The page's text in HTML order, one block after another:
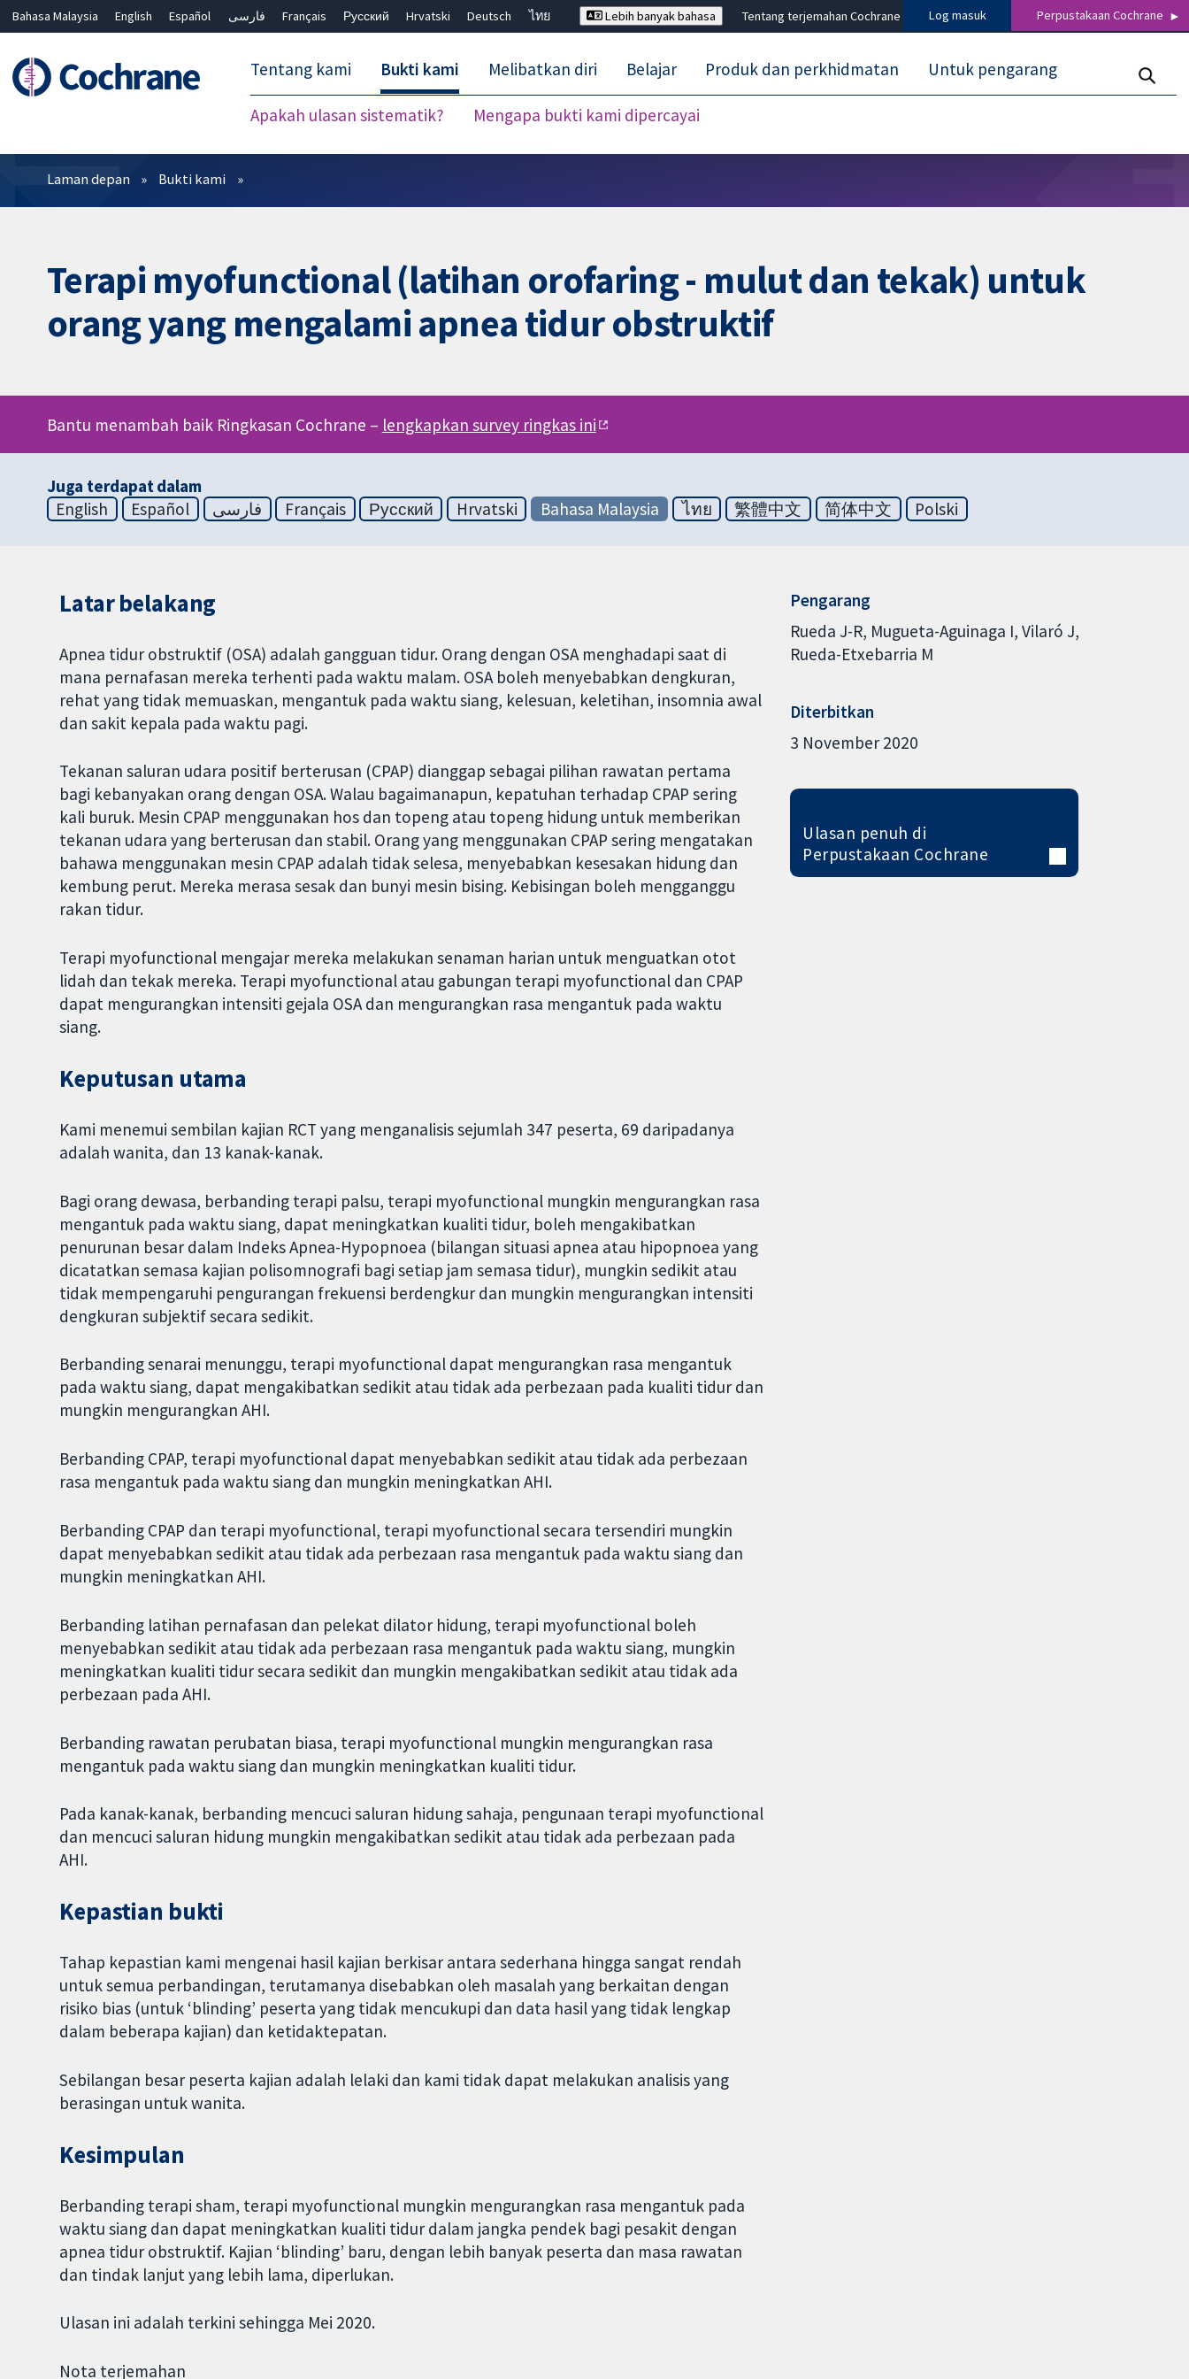
Bahasa Malaysia English Español فارسی Français Русский Hrvatski Deutsch
ไทย
Lebih banyak bahasa Tentang terjemahan Cochrane Log masuk Perpustakaan Cochrane
Tentang kami Bukti kami
Apakah ulasan sistematik? Mengapa bukti kami dipercayai
Melibatkan diri Belajar Produk dan perkhidmatan Untuk pengarang
Penapis
Laman depan Bukti kami
Terapi myofunctional (latihan orofaring - mulut dan tekak) untuk
orang yang mengalami apnea tidur obstruktif
Bantu menambah baik Ringkasan Cochrane – lengkapkan survey ringkas ini
Juga terdapat dalam
English
Español فارسی Français Русский Hrvatski Bahasa Malaysia ไทย 繁體中文 简体中文 Polski
Latar belakang
Apnea tidur obstruktif (OSA) adalah gangguan tidur. Orang dengan OSA menghadapi saat di
mana pernafasan mereka terhenti pada waktu malam. OSA boleh menyebabkan dengkuran,
rehat yang tidak memuaskan, mengantuk pada waktu siang, kelesuan, keletihan, insomnia awal
dan sakit kepala pada waktu pagi.
Tekanan saluran udara positif berterusan (CPAP) dianggap sebagai pilihan rawatan pertama
bagi kebanyakan orang dengan OSA. Walau bagaimanapun, kepatuhan terhadap CPAP sering
kali buruk. Mesin CPAP menggunakan hos dan topeng atau topeng hidung untuk memberikan
tekanan udara yang berterusan dan stabil. Orang yang menggunakan CPAP sering mengatakan
bahawa menggunakan mesin CPAP adalah tidak selesa, menyebabkan kesesakan hidung dan
kembung perut. Mereka merasa sesak dan bunyi mesin bising. Kebisingan boleh mengganggu
rakan tidur.
Terapi myofunctional mengajar mereka melakukan senaman harian untuk menguatkan otot
lidah dan tekak mereka. Terapi myofunctional atau gabungan terapi myofunctional dan CPAP
dapat mengurangkan intensiti gejala OSA dan mengurangkan rasa mengantuk pada waktu
siang.
Keputusan utama
Kami menemui sembilan kajian RCT yang menganalisis sejumlah 347 peserta, 69 daripadanya
adalah wanita, dan 13 kanak-kanak.
Bagi orang dewasa, berbanding terapi palsu, terapi myofunctional mungkin mengurangkan rasa
mengantuk pada waktu siang, dapat meningkatkan kualiti tidur, boleh mengakibatkan
penurunan besar dalam Indeks Apnea-Hypopnoea (bilangan situasi apnea atau hipopnoea yang
dicatatkan semasa kajian polisomnografi bagi setiap jam semasa tidur), mungkin sedikit atau
tidak mempengaruhi pengurangan frekuensi berdengkur dan mungkin mengurangkan intensiti
dengkuran subjektif secara sedikit.
Berbanding senarai menunggu, terapi myofunctional dapat mengurangkan rasa mengantuk
pada waktu siang, dapat mengakibatkan sedikit atau tidak ada perbezaan pada kualiti tidur dan
mungkin mengurangkan AHI.
Berbanding CPAP, terapi myofunctional dapat menyebabkan sedikit atau tidak ada perbezaan
rasa mengantuk pada waktu siang dan mungkin meningkatkan AHI.
Berbanding CPAP dan terapi myofunctional, terapi myofunctional secara tersendiri mungkin
dapat menyebabkan sedikit atau tidak ada perbezaan rasa mengantuk pada waktu siang dan
mungkin meningkatkan AHI.
Berbanding latihan pernafasan dan pelekat dilator hidung, terapi myofunctional boleh
menyebabkan sedikit atau tidak ada perbezaan rasa mengantuk pada waktu siang, mungkin
meningkatkan kualiti tidur secara sedikit dan mungkin mengakibatkan sedikit atau tidak ada
perbezaan pada AHI.
Berbanding rawatan perubatan biasa, terapi myofunctional mungkin mengurangkan rasa
mengantuk pada waktu siang dan mungkin meningkatkan kualiti tidur.
Pada kanak-kanak, berbanding mencuci saluran hidung sahaja, pengunaan terapi myofunctional
dan mencuci saluran hidung mungkin mengakibatkan sedikit atau tidak ada perbezaan pada
AHI.
Kepastian bukti
Tahap kepastian kami mengenai hasil kajian berkisar antara sederhana hingga sangat rendah
untuk semua perbandingan, terutamanya disebabkan oleh masalah yang berkaitan dengan
risiko bias (untuk ‘blinding’ peserta yang tidak mencukupi dan data hasil yang tidak lengkap
dalam beberapa kajian) dan ketidaktepatan.
Sebilangan besar peserta kajian adalah lelaki dan kami tidak dapat melakukan analisis yang
berasingan untuk wanita.
Kesimpulan
Berbanding terapi sham, terapi myofunctional mungkin mengurangkan rasa mengantuk pada
waktu siang dan dapat meningkatkan kualiti tidur dalam jangka pendek bagi pesakit dengan
apnea tidur obstruktif. Kajian ‘blinding’ baru, dengan lebih banyak peserta dan masa rawatan
dan tindak lanjut yang lebih lama, diperlukan.
Ulasan ini adalah terkini sehingga Mei 2020.
Nota terjemahan
Pengarang
Rueda J-R Mugueta-Aguinaga I Vilaró J
Rueda-Etxebarria M
Diterbitkan
3 November 2020
Ulasan penuh di
Perpustakaan Cochrane